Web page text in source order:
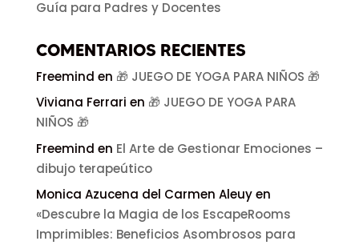
Guía para Padres y Docentes
COMENTARIOS RECIENTES
Freemind en 🎁 JUEGO DE YOGA PARA NIÑOS 🎁
Viviana Ferrari en 🎁 JUEGO DE YOGA PARA
NIÑOS 🎁
Freemind en El Arte de Gestionar Emociones –
dibujo terapeútico
Monica Azucena del Carmen Aleuyen
«Descubre la Magia de los EscapeRooms
Imprimibles: Beneficios Asombrosos para